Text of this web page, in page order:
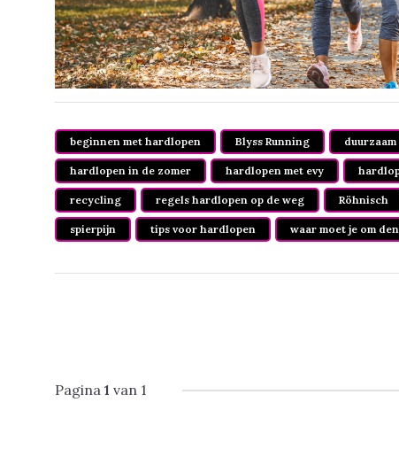
beginnen met hardlopen Blyss Running
hardlopen in de zomer hardlopen met evy
recycling regels hardlopen op de weg Röhnisch
spierpijn tips voor hardlopen waar moet je om
Pagina 1 van 1